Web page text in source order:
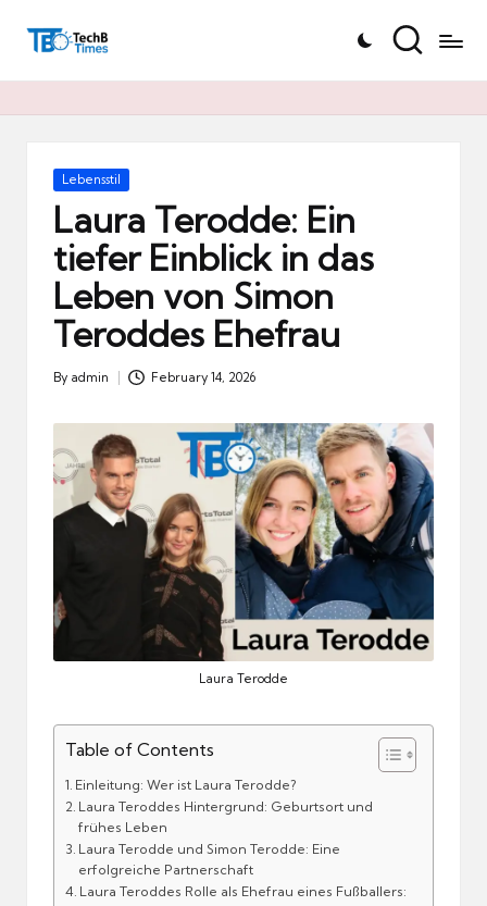
T
h
Posted
Lebensstil
Laura Terodde: Ein
tiefer Einblick in das
Leben von Simon
Teroddes Ehefrau
Posted
By admin February 14, 2026
Laura Terodde
Table of Contents
Einleitung: Wer ist Laura Terodde?
Laura Teroddes Hintergrund: Geburtsort und
frühes Leben
Laura Terodde und Simon Terodde: Eine
erfolgreiche Partnerschaft
Laura Teroddes Rolle als Ehefrau eines Fußballers: